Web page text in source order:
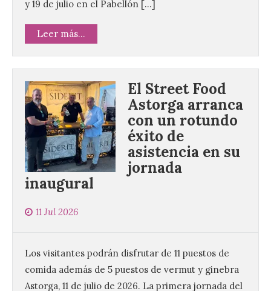
y 19 de julio en el Pabellón […]
Leer más...
El Street Food
Astorga arranca
con un rotundo
éxito de
asistencia en su
jornada
inaugural
11 Jul 2026
Los visitantes podrán disfrutar de 11 puestos de
comida además de 5 puestos de vermut y ginebra
Astorga, 11 de julio de 2026. La primera jornada del